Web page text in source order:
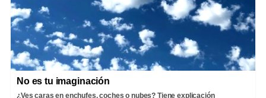
No es tu imaginación
¿Ves caras en enchufes, coches o nubes? Tiene explicación